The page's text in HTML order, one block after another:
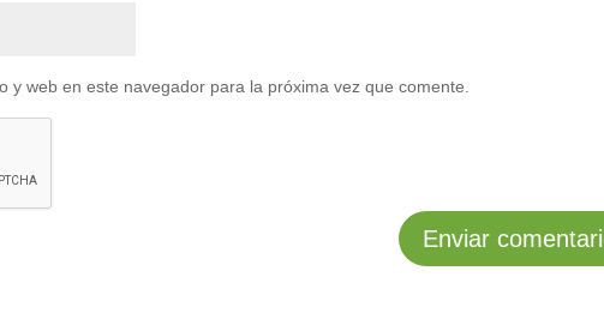
y web en este navegador para la próxima vez que comente.